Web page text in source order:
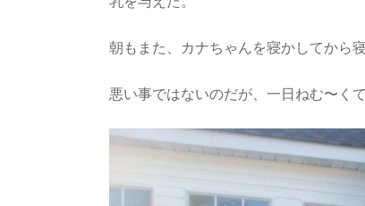
朝もまた、カナちゃんを寝かしてから
悪い事ではないのだが、一日ねむ〜く